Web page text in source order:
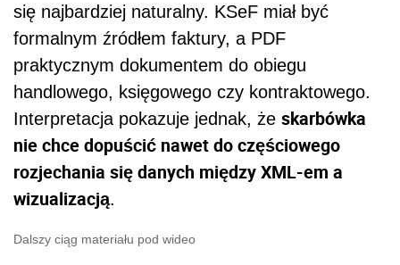
się najbardziej naturalny. KSeF miał być
formalnym źródłem faktury, a PDF
praktycznym dokumentem do obiegu
handlowego, księgowego czy kontraktowego.
Interpretacja pokazuje jednak, że skarbówka
nie chce dopuścić nawet do częściowego
rozjechania się danych między XML-em a
wizualizacją.
Dalszy ciąg materiału pod wideo